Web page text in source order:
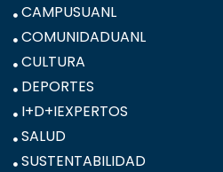
CAMPUSUANL
COMUNIDADUANL
CULTURA
DEPORTES
I+D+IEXPERTOS
SALUD
SUSTENTABILIDAD